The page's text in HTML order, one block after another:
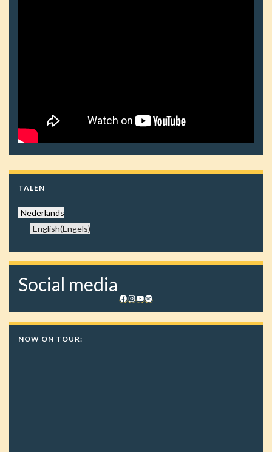
TALEN
Nederlands
English(Engels)
Social media
Facebook
Instagram
YouTube
Spotify
NOW ON TOUR: